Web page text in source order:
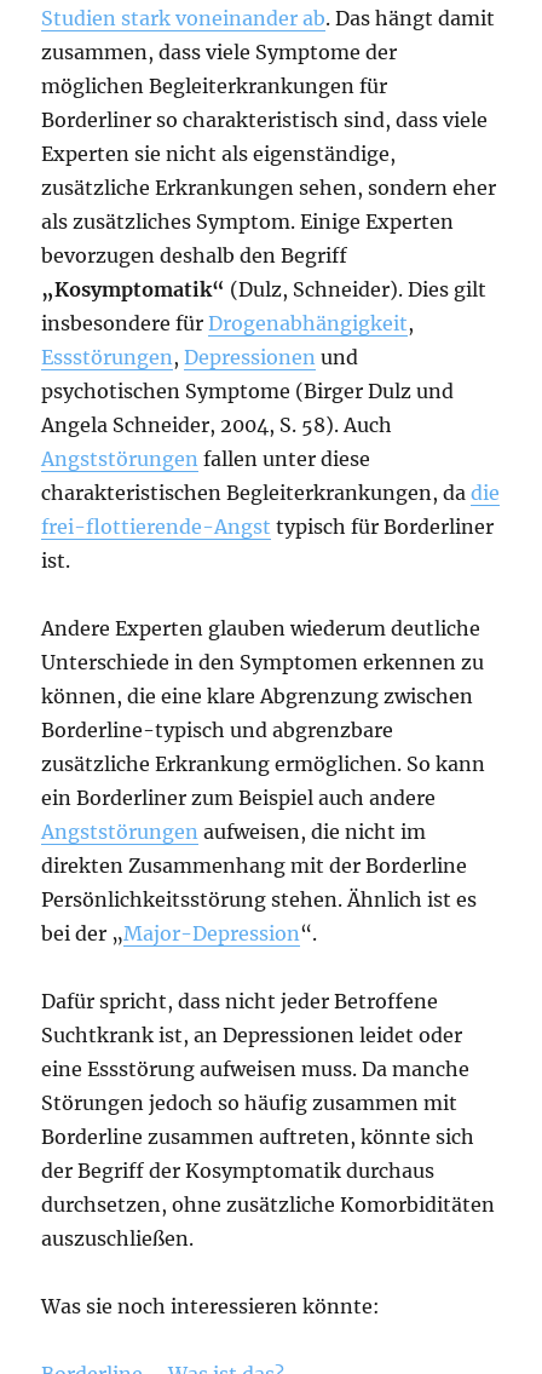
Studien stark voneinander ab. Das hängt damit
zusammen, dass viele Symptome der
möglichen Begleiterkrankungen für
Borderliner so charakteristisch sind, dass viele
Experten sie nicht als eigenständige,
zusätzliche Erkrankungen sehen, sondern eher
als zusätzliches Symptom. Einige Experten
bevorzugen deshalb den Begriff
„Kosymptomatik“ (Dulz, Schneider). Dies gilt
insbesondere fürDrogenabhängigkeit,
Essstörungen ,Depressionen und
psychotischen Symptome (Birger Dulz und
Angela Schneider, 2004, S. 58). Auch
Angststörungen fallen unter diese
charakteristischen Begleiterkrankungen, dadie
frei-flottierende-Angst typisch für Borderliner
ist.
Andere Experten glauben wiederum deutliche
Unterschiede in den Symptomen erkennen zu
können, die eine klare Abgrenzung zwischen
Borderline-typisch und abgrenzbare
zusätzliche Erkrankung ermöglichen. So kann
ein Borderliner zum Beispiel auch andere
Angststörungen aufweisen, die nicht im
direkten Zusammenhang mit der Borderline
Persönlichkeitsstörung stehen. Ähnlich ist es
bei der „Major-Depression“.
Dafür spricht, dass nicht jeder Betroffene
Suchtkrank ist, an Depressionen leidet oder
eine Essstörung aufweisen muss. Da manche
Störungen jedoch so häufig zusammen mit
Borderline zusammen auftreten, könnte sich
der Begriff der Kosymptomatik durchaus
durchsetzen, ohne zusätzliche Komorbiditäten
auszuschließen.
Was sie noch interessieren könnte: